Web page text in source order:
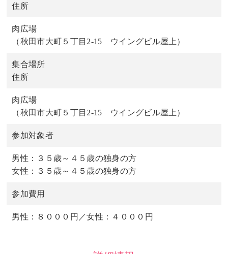
住所
肉広場
（秋田市大町５丁目2-15 ウイングビル屋上）
集合場所
住所
肉広場
（秋田市大町５丁目2-15 ウイングビル屋上）
参加対象者
男性：３５歳～４５歳の独身の方
女性：３５歳～４５歳の独身の方
参加費用
男性：８０００円／女性：４０００円